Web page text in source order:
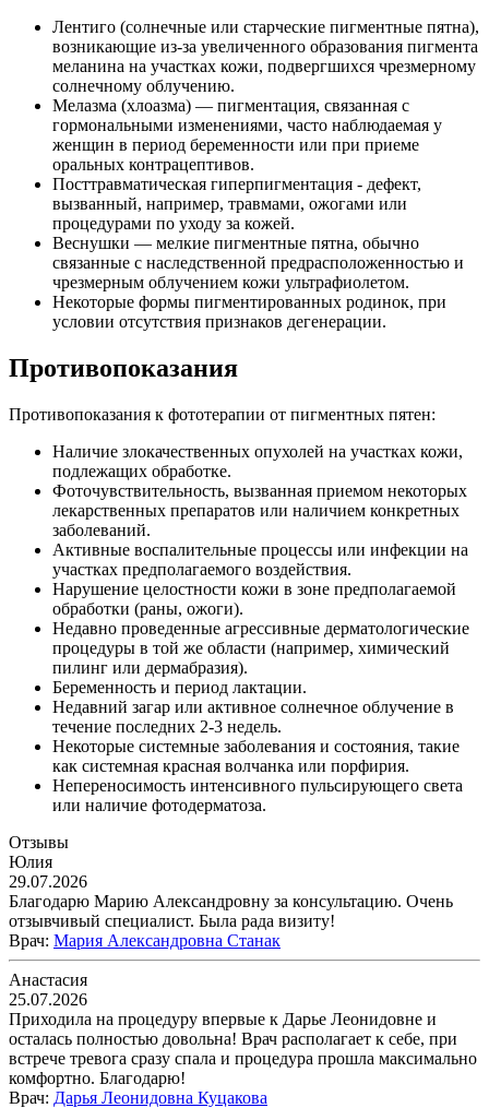
Лентиго (солнечные или старческие пигментные пятна),
возникающие из-за увеличенного образования пигмента
меланина на участках кожи, подвергшихся чрезмерному
солнечному облучению.
Мелазма (хлоазма) — пигментация, связанная с
гормональными изменениями, часто наблюдаемая у
женщин в период беременности или при приеме
оральных контрацептивов.
Посттравматическая гиперпигментация - дефект,
вызванный, например, травмами, ожогами или
процедурами по уходу за кожей.
Веснушки — мелкие пигментные пятна, обычно
связанные с наследственной предрасположенностью и
чрезмерным облучением кожи ультрафиолетом.
Некоторые формы пигментированных родинок, при
условии отсутствия признаков дегенерации.
Противопоказания
Противопоказания к фототерапии от пигментных пятен:
Наличие злокачественных опухолей на участках кожи,
подлежащих обработке.
Фоточувствительность, вызванная приемом некоторых
лекарственных препаратов или наличием конкретных
заболеваний.
Активные воспалительные процессы или инфекции на
участках предполагаемого воздействия.
Нарушение целостности кожи в зоне предполагаемой
обработки (раны, ожоги).
Недавно проведенные агрессивные дерматологические
процедуры в той же области (например, химический
пилинг или дермабразия).
Беременность и период лактации.
Недавний загар или активное солнечное облучение в
течение последних 2-3 недель.
Некоторые системные заболевания и состояния, такие
как системная красная волчанка или порфирия.
Непереносимость интенсивного пульсирующего света
или наличие фотодерматоза.
Отзывы
Юлия
29.07.2026
Благодарю Марию Александровну за консультацию. Очень
отзывчивый специалист. Была рада визиту!
Врач: Мария Александровна Станак
Анастасия
25.07.2026
Приходила на процедуру впервые к Дарье Леонидовне и
осталась полностью довольна! Врач располагает к себе, при
встрече тревога сразу спала и процедура прошла максимально
комфортно. Благодарю!
Врач: Дарья Леонидовна Куцакова